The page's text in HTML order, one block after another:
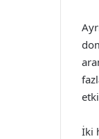
İki